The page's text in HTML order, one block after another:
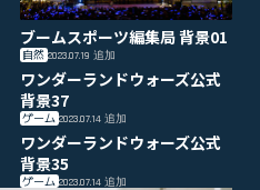
ブームスポーツ編集局 背景01
自然 2023.07.19追加
ワンダーランドウォーズ公式
背景37
ゲーム 2023.07.14追加
ワンダーランドウォーズ公式
背景35
ゲーム 2023.07.14追加